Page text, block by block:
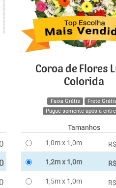
Coroa de Flores
Colorida
Faixa Grátis
Frete Grátis
Pague somente após a
Tamanhos
1,0m x 1,0m
R$
1,2m x 1,0m R$
1,5m x 1,0m R$